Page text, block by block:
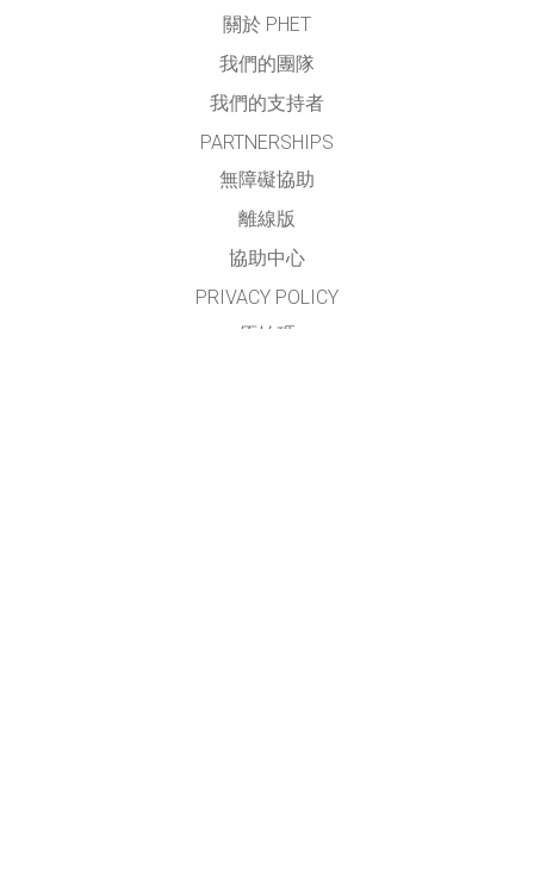
關於 PHET
我們的團隊
我們的支持者
PARTNERSHIPS
無障礙協助
離線版
協助中心
PRIVACY POLICY
原始碼